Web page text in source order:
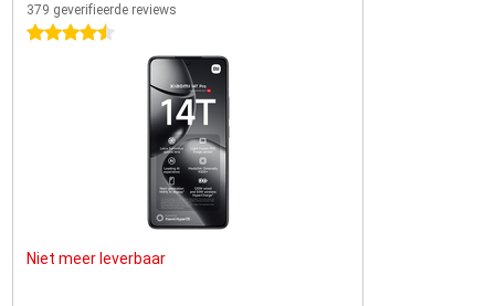
379 geverifieerde reviews
4.5 sterren
Niet meer leverbaar